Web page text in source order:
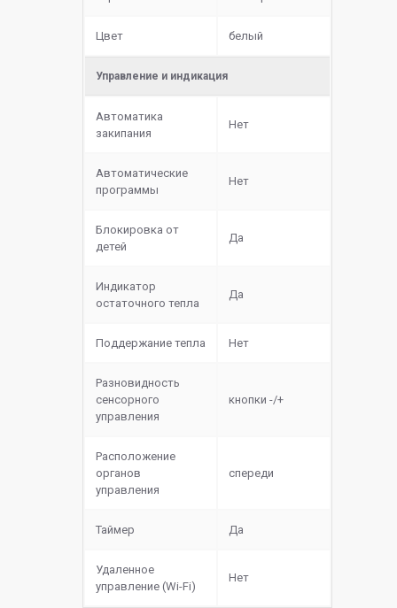
Цвет белый
Управление и индикация
Автоматика
закипания
Нет
Автоматические
программы
Нет
Блокировка от
детей
Да
Индикатор
остаточного тепла
Да
Поддержание тепла Нет
Разновидность
сенсорного
управления
кнопки -/+
Расположение
органов
управления
спереди
Таймер Да
Удаленное
управление (Wi-Fi)
Нет